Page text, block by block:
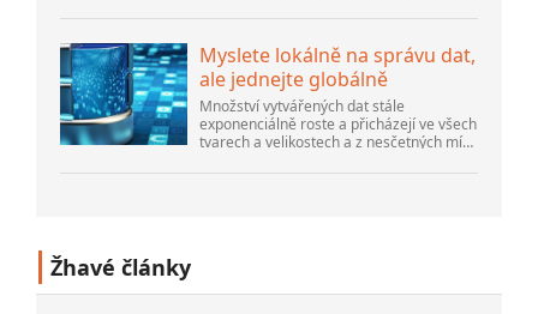
existuje spousta inovací, které dělají lidé...
Myslete lokálně na správu dat,
ale jednejte globálně
Množství vytvářených dat stále
exponenciálně roste a přicházejí ve všech
tvarech a velikostech a z nesčetných míst.
nestrukturovaný a je to gen...
Žhavé články